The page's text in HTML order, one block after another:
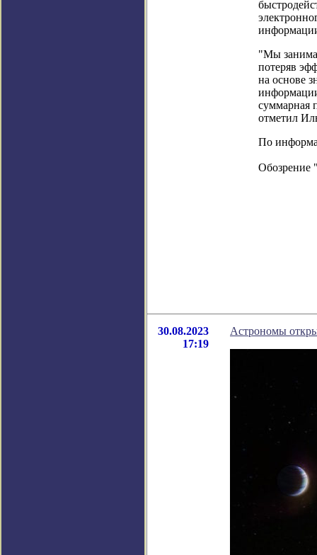
"Мы
потеряв
на основе
суммарная
отметил
По
Обозрение
30.08.2023
17:19
Астрономы